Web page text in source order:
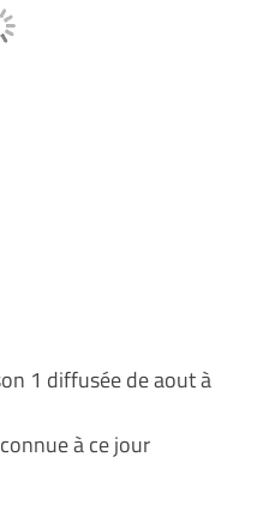
1 diffusée de aout à
à ce jour